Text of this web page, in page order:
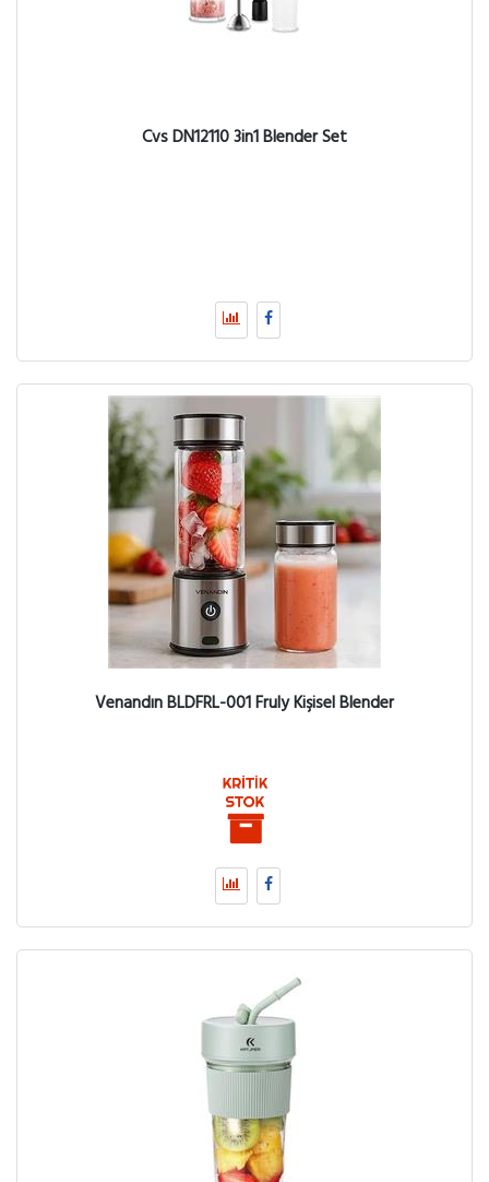
Cvs DN12110 3in1 Blender Set
Venandın BLDFRL-001 Fruly Kişisel Blender